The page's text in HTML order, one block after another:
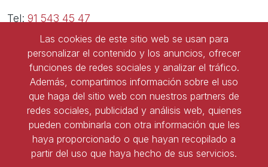
Tel: 91 543 45 47
91 827 85 68
Ser socio de ASNALA
Forma parte de la asociación y benefíciate de todas
las ventajas
Las cookies de este sitio web se usan para
personalizar el contenido y los anuncios, ofrecer
funciones de redes sociales y analizar el tráfico.
Además, compartimos información sobre el uso
que haga del sitio web con nuestros partners de
redes sociales, publicidad y análisis web, quienes
pueden combinarla con otra información que les
haya proporcionado o que hayan recopilado a
partir del uso que haya hecho de sus servicios.